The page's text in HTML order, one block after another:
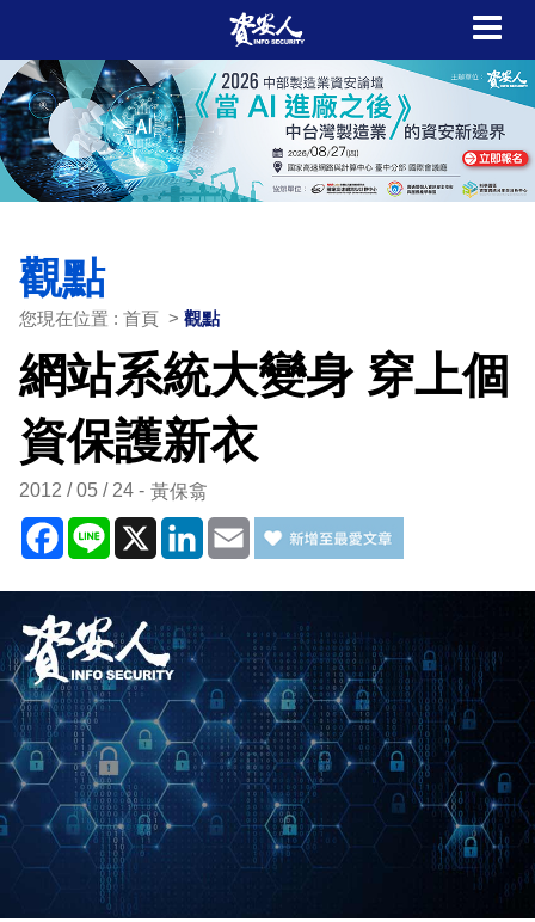
觀點
您現在位置 : 首頁 > 觀點
網站系統大變身 穿上個
資保護新衣
2012 / 05 / 24 黃保翕
Facebook
Line X LinkedIn
Email